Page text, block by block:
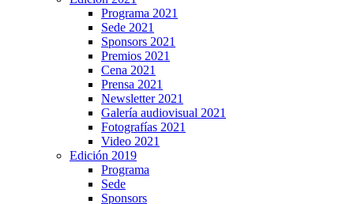
Programa 2021
Sede 2021
Sponsors 2021
Premios 2021
Cena 2021
Prensa 2021
Newsletter 2021
Galería audiovisual 2021
Fotografías 2021
Video 2021
Edición 2019
Programa
Sede
Sponsors